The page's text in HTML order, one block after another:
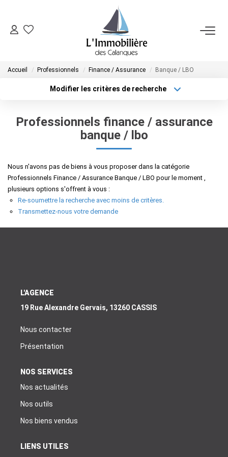
SYNDIC
ACHETER
NOTRE AGENCE
CONTACT
Accueil Professionnels Finance / Assurance Banque / LBO
Modifier les critères de recherche
Budget max
Professionnels finance / assurance
banque / lbo
Nous n'avons pas de biens à vous proposer dans la catégorie
Professionnels Finance / Assurance Banque / LBO pour le moment ,
plusieurs options s'offrent à vous :
Re-soumettre la recherche avec moins de critères.
Transmettez-nous votre demande
L'AGENCE
19 Rue Alexandre Gervais, 13260 CASSIS
Nous contacter
Présentation
NOS SERVICES
Nos actualités
Nos outils
Nos biens vendus
LIENS UTILES